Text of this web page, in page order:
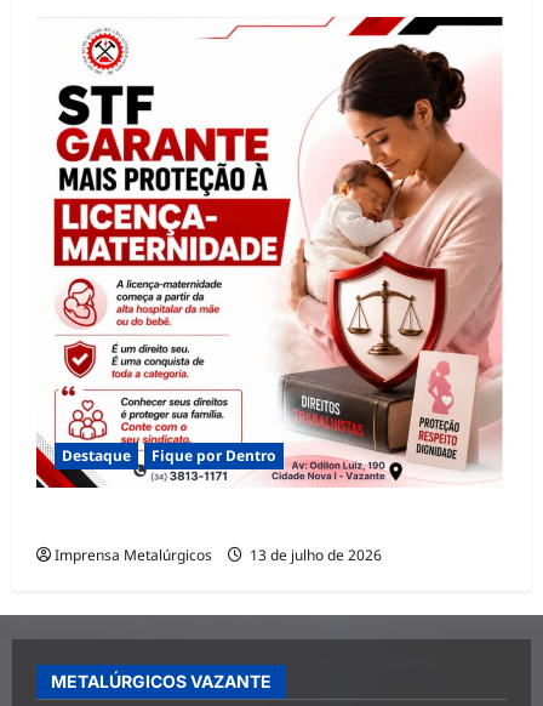
Destaque Fique por Dentro
Imprensa Metalúrgicos 13 de julho de 2026
METALÚRGICOS VAZANTE